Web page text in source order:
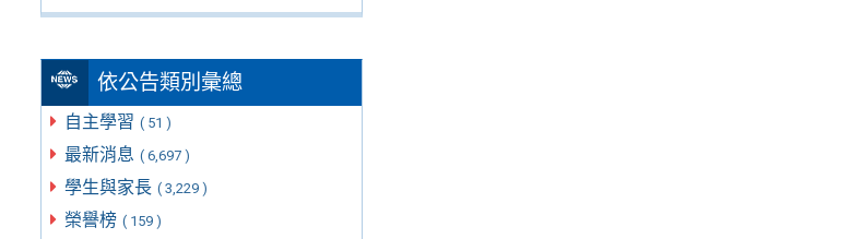
依公告類別彙總
自主學習 ( 51 )
最新消息 ( 6,697 )
學生與家長 ( 3,229 )
榮譽榜 ( 159 )